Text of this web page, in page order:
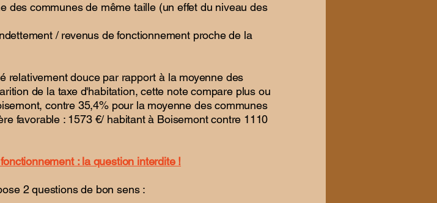
des communes de même taille (un effet du niveau des
/ revenus de fonctionnement proche de la
relativement douce par rapport à la moyenne des
de la taxe d'habitation, cette note compare plus ou
contre 35,4% pour la moyenne des communes
favorable : 1573 €/ habitant à Boisemont contre 1110
: la question interdite !
2 questions de bon sens :